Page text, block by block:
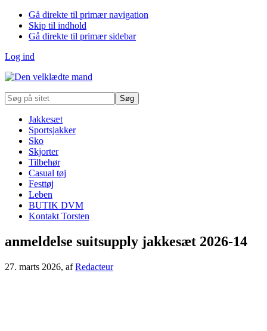
Gå direkte til primær navigation
Skip til indhold
Gå direkte til primær sidebar
Log ind
Søg
på
Jakkesæt
Sportsjakker
Sko
Skjorter
Tilbehør
Casual tøj
Festtøj
Leben
BUTIK DVM
Kontakt Torsten
anmeldelse suitsupply jakkesæt 2026-14
27. marts 2026, afRedacteur